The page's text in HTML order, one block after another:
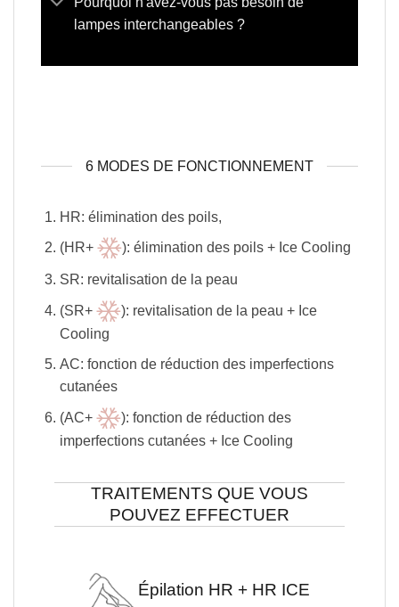
lampes interchangeables ?
6 MODES DE FONCTIONNEMENT
HR: élimination des poils,
(HR+ ): élimination des poils + Ice Cooling
SR: revitalisation de la peau
(SR+
): revitalisation de la peau + Ice
Cooling
AC: fonction de réduction des imperfections
cutanées
(AC+
): fonction de réduction des
imperfections cutanées + Ice Cooling
TRAITEMENTS QUE VOUS
POUVEZ EFFECTUER
Épilation HR + HR ICE